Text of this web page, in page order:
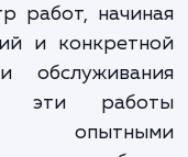
данных.